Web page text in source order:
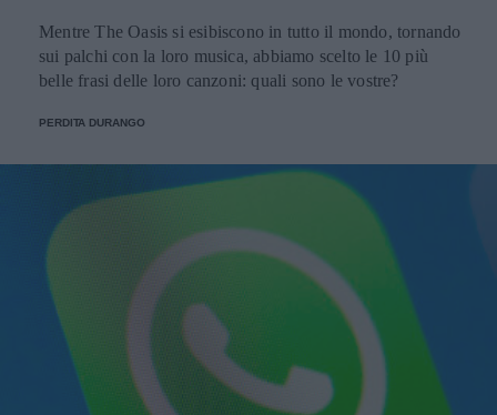
Mentre The Oasis si esibiscono in tutto il mondo, tornando
sui palchi con la loro musica, abbiamo scelto le 10 più
belle frasi delle loro canzoni: quali sono le vostre?
PERDITA DURANGO